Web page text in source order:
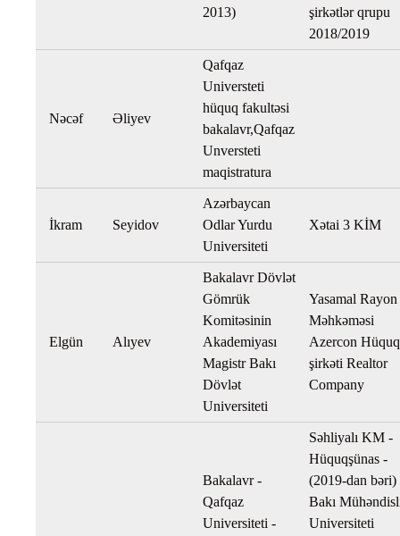
2013)
şirkətlər qrupu
2018/2019
Nəcəf Əliyev
Qafqaz
Universteti
hüquq fakultəsi
bakalavr,Qafqaz
Unversteti
maqistratura
İkram Seyidov
Azərbaycan
Odlar Yurdu
Universiteti
Xətai 3 KİM
Elgün Alıyev
Bakalavr Dövlət
Gömrük
Komitəsinin
Akademiyası
Magistr Bakı
Dövlət
Universiteti
Yasamal Rayon
Məhkəməsi
Azercon Hüquq
şirkəti Realtor
Company
Bakalavr -
Qafqaz
Universiteti -
Səhliyalı KM -
Hüquqşünas -
(2019-dan bəri)
Bakı
Universiteti